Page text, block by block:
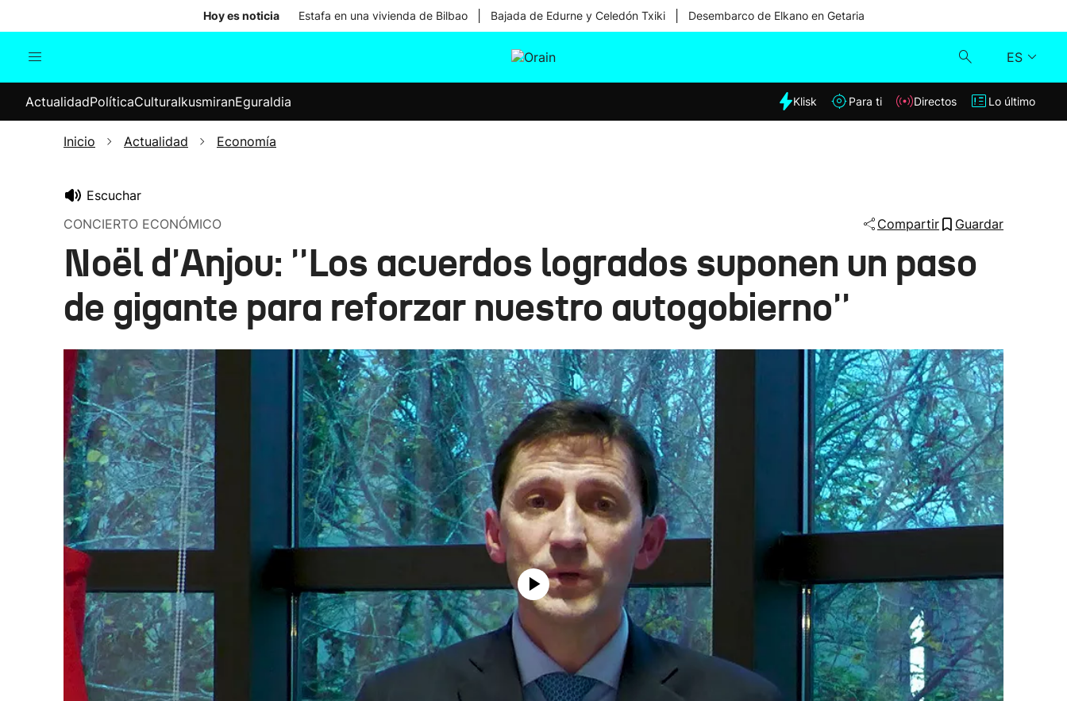
Hoy es noticia Estafa en una vivienda de Bilbao Bajada de Edurne y Celedón Txiki Desembarco de Elkano en Getaria
ES
Internacional
Elecciones
Klisk
Lo último
ActualidadPolíticaCulturaIkusmiranEguraldia Klisk Para ti Directos Lo último
Inicio Actualidad Economía
Escuchar
CONCIERTO ECONÓMICO
Compartir Guardar
Noël d'Anjou: ''Los acuerdos logrados suponen un paso
de gigante para reforzar nuestro autogobierno''